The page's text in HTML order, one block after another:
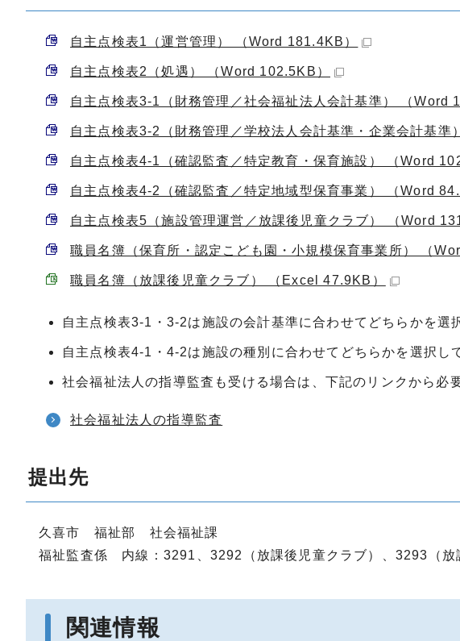
自主点検表1（運営管理） （Word 181.4KB）
自主点検表2（処遇） （Word 102.5KB）
自主点検表3-1（財務管理／社会福祉法人会計基準） （Word
自主点検表3-2（財務管理／学校法人会計基準・企業会計基準
自主点検表4-1（確認監査／特定教育・保育施設） （Word
自主点検表4-2（確認監査／特定地域型保育事業） （Word
自主点検表5（施設管理運営／放課後児童クラブ） （Word
職員名簿（保育所・認定こども園・小規模保育事業所） （
職員名簿（放課後児童クラブ） （Excel 47.9KB）
自主点検表3-1・3-2は施設の会計基準に合わせてどちらかを選
自主点検表4-1・4-2は施設の種別に合わせてどちらかを選択し
社会福祉法人の指導監査も受ける場合は、下記のリンクから必
社会福祉法人の指導監査
提出先
久喜市 福祉部 社会福祉課
福祉監査係 内線：3291、3292（放課後児童クラブ）、3293（放
関連情報